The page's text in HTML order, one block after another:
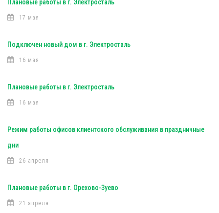
Плановые работы в г. Электросталь
17 мая
Подключен новый дом в г. Электросталь
16 мая
Плановые работы в г. Электросталь
16 мая
Режим работы офисов клиентского обслуживания в праздничные
дни
26 апреля
Плановые работы в г. Орехово-Зуево
21 апреля